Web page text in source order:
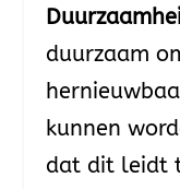
duurzaam
kunnen
dat dit leidt